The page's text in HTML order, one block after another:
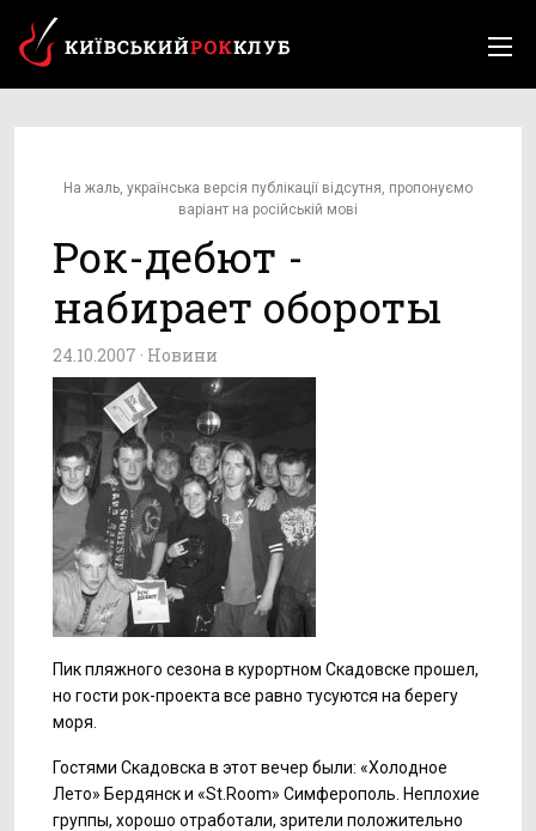
На жаль, українська версія публікації відсутня, пропонуємо
варіант на російській мові
Рок-дебют -
набирает обороты
24.10.2007 · Новини
Пик пляжного сезона в курортном Скадовске прошел,
но гости рок-проекта все равно тусуются на берегу
моря.
Гостями Скадовска в этот вечер были: «Холодное
Лето» Бердянск и «St.Room» Симферополь. Неплохие
группы, хорошо отработали, зрители положительно